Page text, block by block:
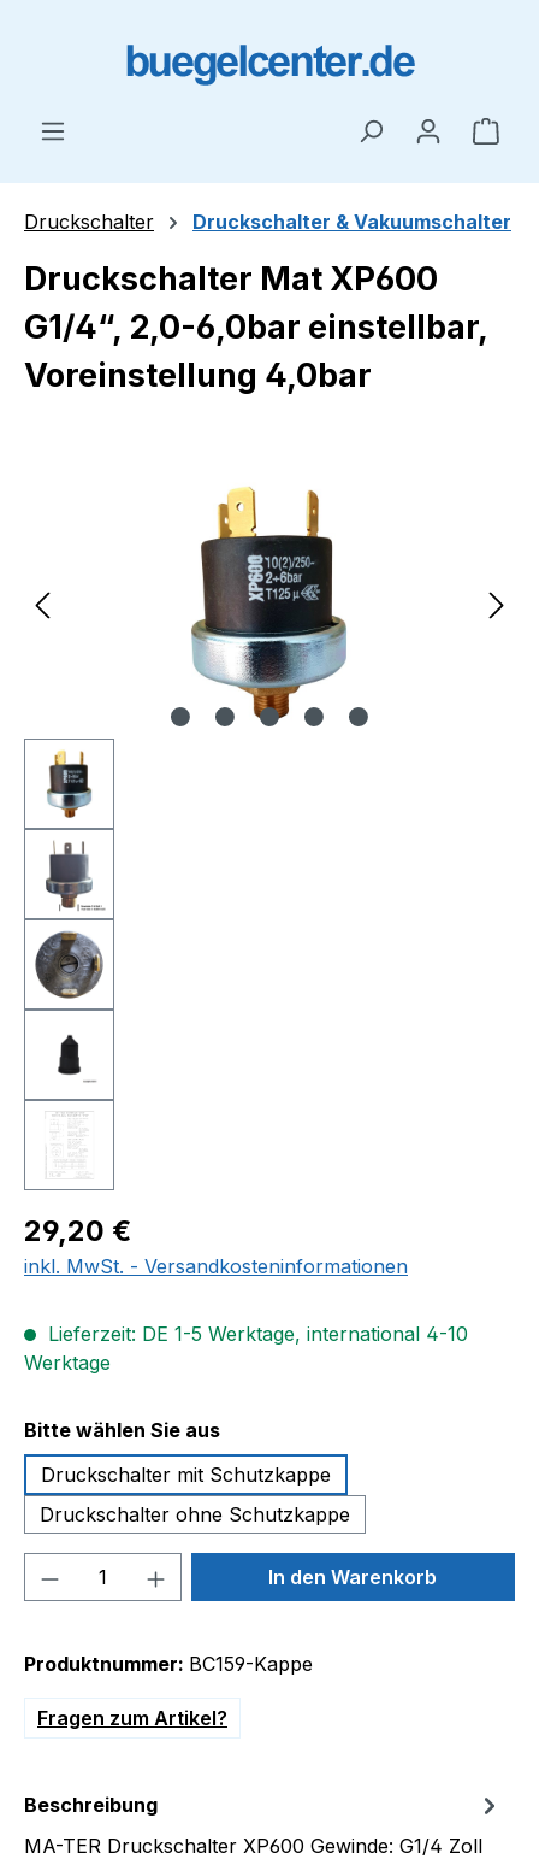
Druckschalter Druckschalter & Vakuumschalter
Druckschalter Mat XP600
G1/4“, 2,0-6,0bar einstellbar,
Voreinstellung 4,0bar
Bildergalerie überspringen
Regulärer Preis:
29,20 €
inkl. MwSt. - Versandkosteninformationen
Lieferzeit: DE 1-5 Werktage, international 4-10
Werktage
Bitte wählen Sie ausauswählen
Druckschalter mit Schutzkappe
Druckschalter ohne Schutzkappe
Produkt Anzahl: Gib denIn den Warenkorb
Produktnummer: BC159-Kappe
Fragen zum Artikel?
Beschreibung
MA-TER Druckschalter XP600 Gewinde: G1/4 Zoll